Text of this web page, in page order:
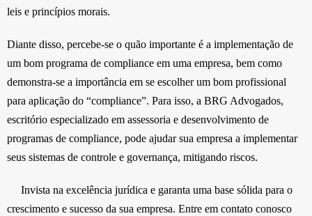
leis e princípios morais.
Diante disso, percebe-se o quão importante é a implementação de
um bom programa de compliance em uma empresa, bem como
demonstra-se a importância em se escolher um bom profissional
para aplicação do “compliance”. Para isso, a BRG Advogados,
escritório especializado em assessoria e desenvolvimento de
programas de compliance, pode ajudar sua empresa a implementar
seus sistemas de controle e governança, mitigando riscos.
Invista na excelência jurídica e garanta uma base sólida para o
crescimento e sucesso da sua empresa. Entre em contato conosco